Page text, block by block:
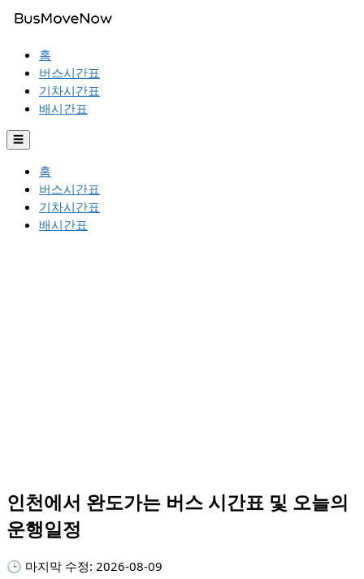
홈
버스시간표
기차시간표
배시간표
☰
홈
버스시간표
기차시간표
배시간표
인천에서 완도가는 버스 시간표 및 오늘의
운행일정
🕒 마지막 수정: 2026-08-09